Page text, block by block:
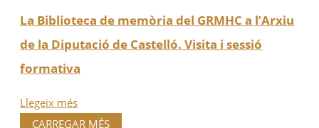
La Biblioteca de memòria del GRMHC a l’Arxiu
de la Diputació de Castelló. Visita i sessió
formativa
Llegeix més
CARREGAR MÉS